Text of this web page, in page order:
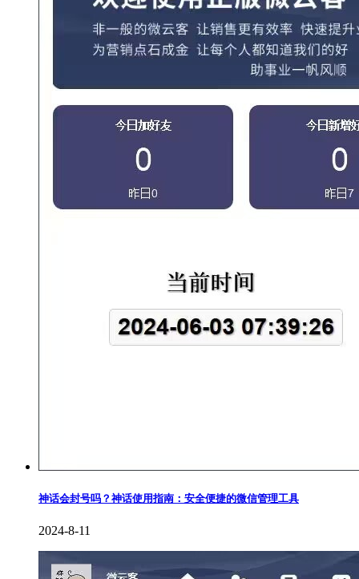
神话会封号吗？神话使用指南：安全便捷的微信管理工具
2024-8-11